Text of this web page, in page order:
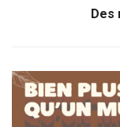
Des